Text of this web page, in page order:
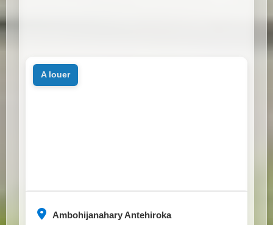
Ambohijanahary Antehiroka
a louer